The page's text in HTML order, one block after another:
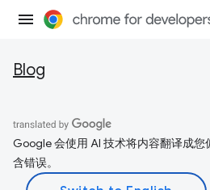
Blog
Google 会使用 AI 技术将内容翻译成
含错误。